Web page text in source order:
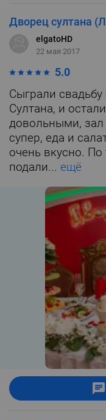
Дворец султана
elgatoHD
22 мая 2017
5.0
Сыграли
Султана, и
довольными,
супер, еда и
очень вкусно.
подали... ещё